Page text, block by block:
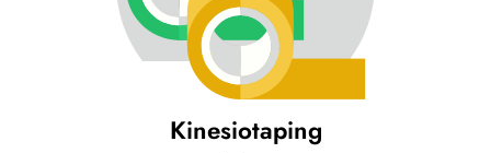
Kinesiotaping